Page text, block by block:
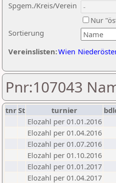
Sortierung
Spgem./Kreis/Verein
Nur
Vereinslisten:Wien
Pnr:107043
tnrSt turnier
Elozahl per 01.01.2016
Elozahl per 01.04.2016
Elozahl per 01.07.2016
Elozahl per 01.10.2016
Elozahl per 01.01.2017
Elozahl per 01.04.2017